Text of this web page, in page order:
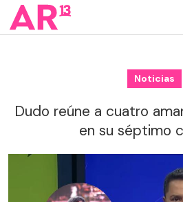
Noticias
Dudo reúne a cuatro
en su séptimo